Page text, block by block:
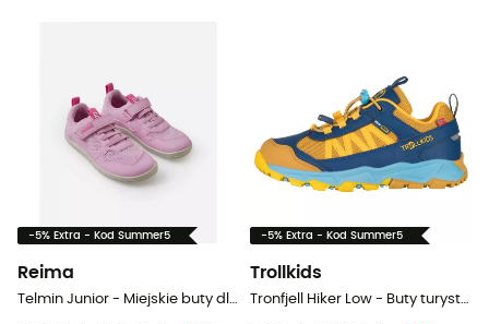
-5% Extra - Kod Summer5
Reima
Telmin Junior - Miejskie buty dla dzieci
-5% Extra - Kod Summer5
Trollkids
Tronfjell Hiker Low - Buty turystyczne dla dzieci